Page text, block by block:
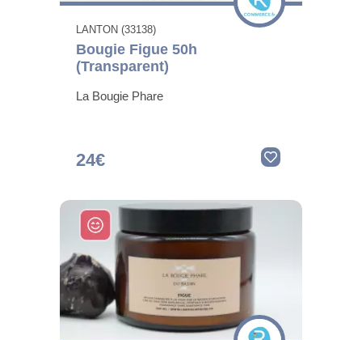
LANTON (33138)
Bougie Figue 50h
(Transparent)
La Bougie Phare
24€